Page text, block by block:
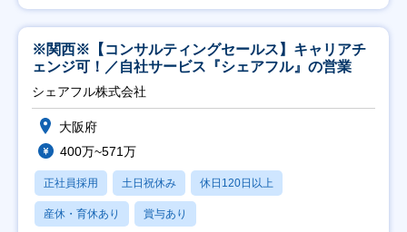
※関西※【コンサルティングセールス】キャリアチ
ェンジ可！／自社サービス『シェアフル』の営業
シェアフル株式会社
大阪府
400万~571万
正社員採用 土日祝休み 休日120日以上
産休・育休あり 賞与あり